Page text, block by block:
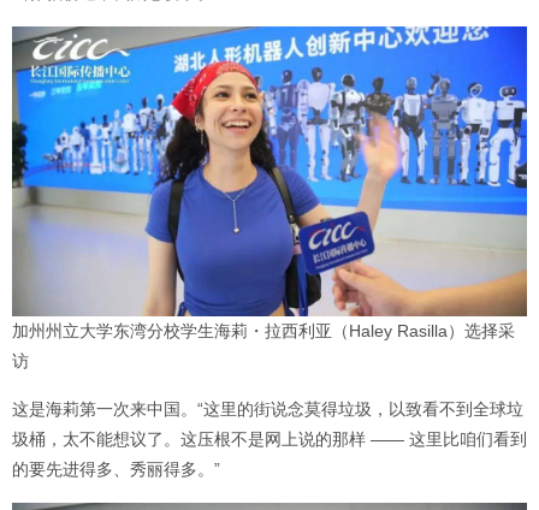
加州州立大学东湾分校学生海莉・拉西利亚（Haley Rasilla）选择采
访
这是海莉第一次来中国。“这里的街说念莫得垃圾，以致看不到全球垃
圾桶，太不能想议了。这压根不是网上说的那样 —— 这里比咱们看到
的要先进得多、秀丽得多。”